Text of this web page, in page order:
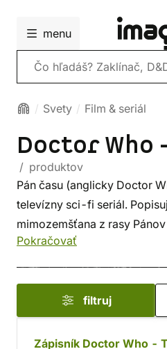
menu
Vyhľadávanie
Svety Film & seriál
Doctor Who
/ produktov
Pán času (anglicky Doctor
televízny sci-fi seriál.
mimozemšťana z rasy
svojej lodi Tardis (tá zvonku
nadhľad s ktorým využíva
fi päťdesiatych a
Pokračovať
filtruj
Zápisník Doctor Who -